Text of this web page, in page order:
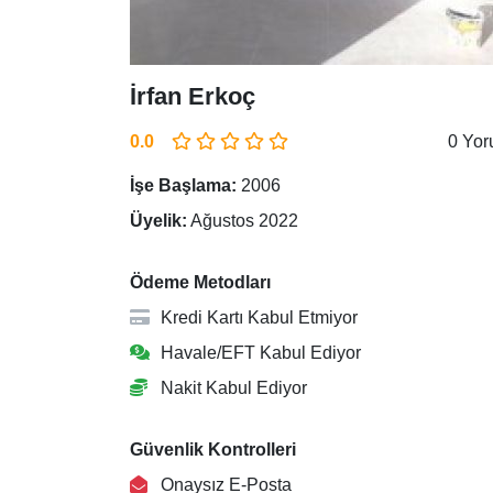
İrfan Erkoç
0.0 0
İşe Başlama: 2006
Üyelik: Ağustos 2022
Ödeme Metodları
Kredi Kartı Kabul Etmiyor
Havale/EFT Kabul Ediyor
Nakit Kabul Ediyor
Güvenlik Kontrolleri
Onaysız E-Posta